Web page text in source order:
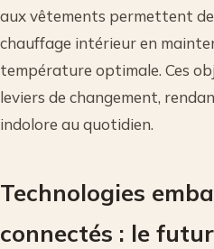
aux vêtements permettent de
chauffage intérieur en
température optimale. Ces
leviers de changement,
indolore au quotidien.
Technologies
connectés : le